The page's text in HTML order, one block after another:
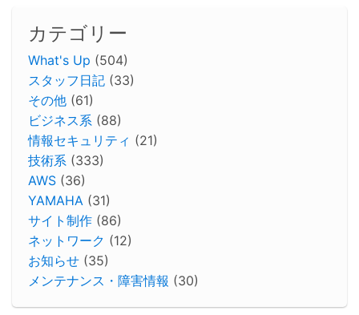
カテゴリー
What's Up (504)
スタッフ日記 (33)
その他 (61)
ビジネス系 (88)
情報セキュリティ (21)
技術系 (333)
AWS (36)
YAMAHA (31)
サイト制作 (86)
ネットワーク (12)
お知らせ (35)
メンテナンス・障害情報 (30)